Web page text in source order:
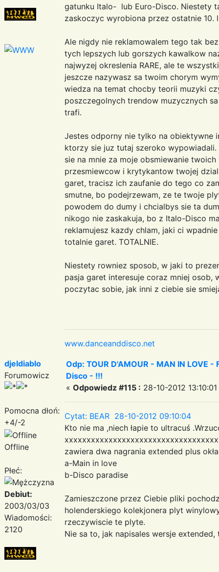
gatunku Italo- lub Euro-Disco. Niestety
zaskoczyc wyrobiona przez ostatnie 10.
Ale nigdy nie reklamowalem tego tak
tych lepszych lub gorszych kawalkow
najwyzej okreslenia RARE, ale te
jeszcze nazywasz sa twoim chorym
wiedza na temat chocby teorii muzyki
poszczegolnych trendow muzycznych
trafi.
Jestes odporny nie tylko na obiektywne
ktorzy sie juz tutaj szeroko
sie na mnie za moje obsmiewanie
przesmiewcow i krytykantow twojej
garet, tracisz ich zaufanie do tego co
smutne, bo podejrzewam, ze te twoje
powodem do dumy i chcialbys sie ta
nikogo nie zaskakuja, bo z Italo-Disco
reklamujesz kazdy chlam, jaki ci
totalnie garet. TOTALNIE.
Niestety rowniez sposob, w jaki to
pasja garet interesuje coraz mniej
poczytac sobie, jak inni z ciebie sie
www.danceanddisco.net
djeldiablo
Forumowicz
Pomocna dłoń:
+4/-2
Offline
Płeć:
Debiut:
2003/03/03
Wiadomości:
2120
Odp: TOUR D'AMOUR - MAN IN LOVE
Disco - !!!
« Odpowiedz #115 : 28-10-2012 13:10:01
Cytat: BEAR 28-10-2012 09:10:04
Kto nie ma ,niech łapie to ultracuś
zawiera dwa nagrania extended plus
a-Main in love
b-Disco paradise
Zamieszczone przez Ciebie pliki
holenderskiego kolekjonera plyt
rzeczywiscie te plyte.
Nie sa to, jak napisales wersje